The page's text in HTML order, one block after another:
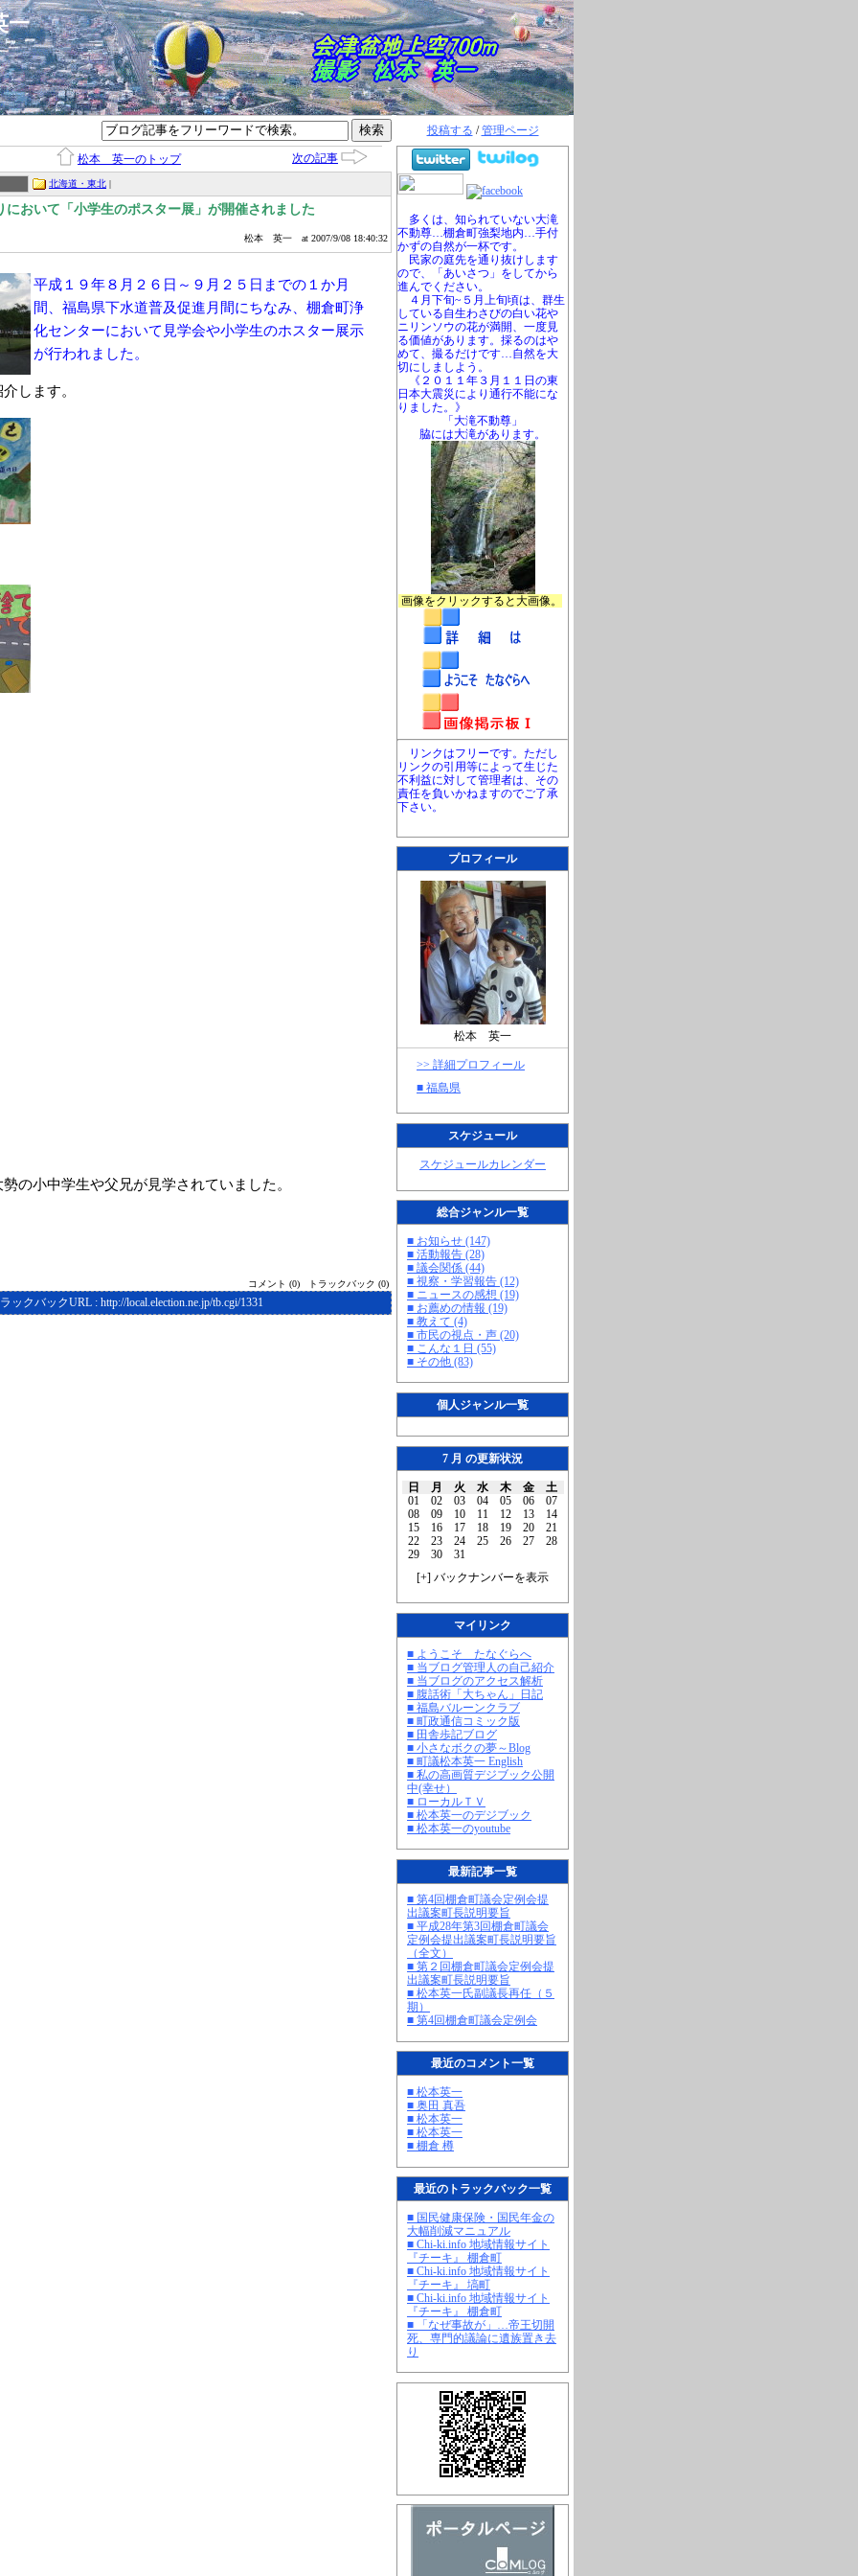
一
投稿する /管理ページ
多くは、知られていない大滝
不動尊…棚倉町強梨地内…手付
かずの自然が一杯です。
民家の庭先を通り抜けします
ので、「あいさつ」をしてから
進んでください。
４月下旬~５月上旬頃は、群生
している自生わさびの白い花や
ニリンソウの花が満開、一度見
る価値があります。採るのはや
めて、撮るだけです…自然を大
切にしましよう。
《２０１１年３月１１日の東
日本大震災により通行不能にな
りました。》
「大滝不動尊」
脇には大滝があります。
画像をクリックすると大画像。
リンクはフリーです。ただし
リンクの引用等によって生じた
不利益に対して管理者は、その
責任を負いかねますのでご了承
下さい。
プロフィール
松本 英一
>> 詳細プロフィール
■ 福島県
スケジュール
スケジュールカレンダー
総合ジャンル一覧
■ お知らせ (147)
■ 活動報告 (28)
■ 議会関係 (44)
■ 視察・学習報告 (12)
■ ニュースの感想 (19)
■ お薦めの情報 (19)
■ 教えて (4)
■ 市民の視点・声 (20)
■ こんな１日 (55)
■ その他 (83)
個人ジャンル一覧
7 月 の更新状況
日 月 火 水 木 金
土
01
02 03 04 05 06
07
08
09 10 11 12 13
14
15
16 17 18 19 20
21
22
23 24 25 26 27
28
29
30
31
[+] バックナンバーを表示
マイリンク
■ ようこそ たなぐらへ
■ 当ブログ管理人の自己紹介
■ 当ブログのアクセス解析
■ 腹話術「大ちゃん」日記
■ 福島バルーンクラブ
■ 町政通信コミック版
■ 田舎歩記ブログ
■ 小さなボクの夢～Blog
■ 町議松本英一 English
■ 私の高画質デジブック公開
中(幸せ）
■ ローカルＴＶ
■ 松本英一のデジブック
■ 松本英一のyoutube
最新記事一覧
■ 第4回棚倉町議会定例会提
出議案町長説明要旨
■ 平成28年第3回棚倉町議会
定例会提出議案町長説明要旨
（全文）
■ 第２回棚倉町議会定例会提
出議案町長説明要旨
■ 松本英一氏副議長再任（５
期）
■ 第4回棚倉町議会定例会
最近のコメント一覧
■ 松本英一
■ 奥田 真吾
■ 松本英一
■ 松本英一
■ 棚倉 樽
最近のトラックバック一覧
■ 国民健康保険・国民年金の
大幅削減マニュアル
■ Chi-ki.info 地域情報サイト
『チーキ』 棚倉町
■ Chi-ki.info 地域情報サイト
『チーキ』 塙町
■ Chi-ki.info 地域情報サイト
『チーキ』 棚倉町
■ 「なぜ事故が」…帝王切開
死、専門的議論に遺族置き去
り
松本 英一のトップ
次の記事
北海道・東北 |
において「小学生のポスター展」が開催されました
松本 英一 at 2007/9/08 18:40:32
平成１９年８月２６日～９月２５日までの１か月
間、福島県下水道普及促進月間にちなみ、棚倉町浄
化センターにおいて見学会や小学生のホスター展示
が行われました。
介します。
の小中学生や父兄が見学されていました。
コメント (0) トラックバック (0)
ラックバックURL : http://local.election.ne.jp/tb.cgi/1331